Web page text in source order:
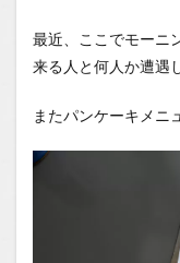
最近、ここでモーニ
来る人と何人か遭遇
またパンケーキメニ